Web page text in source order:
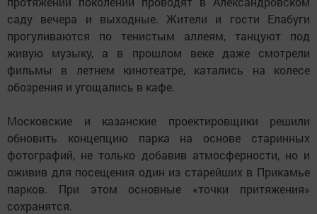
саду вечера и выходные. Жители и гости Елабуги
прогуливаются по тенистым аллеям, танцуют под
живую музыку, а в прошлом веке даже смотрели
фильмы в летнем кинотеатре, катались на колесе
обозрения и угощались в кафе.
Московские и казанские проектировщики решили
обновить концепцию парка на основе старинных
фотографий, не только добавив атмосферности, но и
оживив для посещения один из старейших в Прикамье
парков. При этом основные «точки притяжения»
сохранятся.